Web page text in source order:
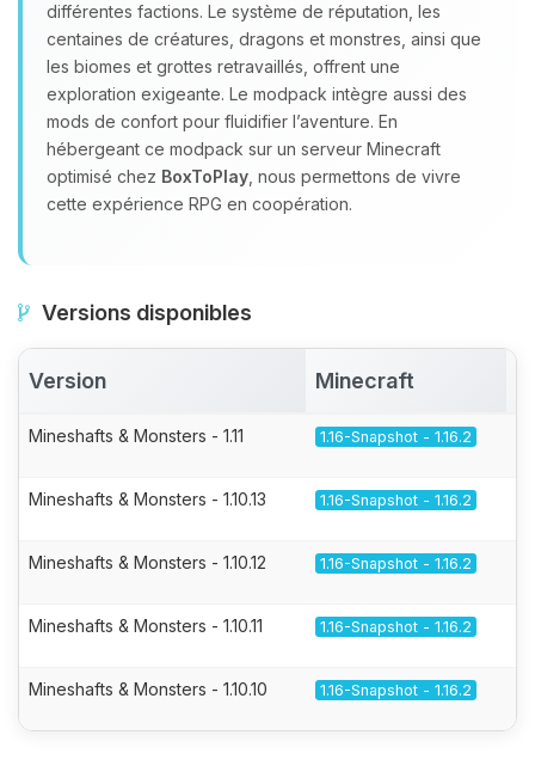
différentes factions. Le système de réputation, les
centaines de créatures, dragons et monstres, ainsi que
les biomes et grottes retravaillés, offrent une
exploration exigeante. Le modpack intègre aussi des
mods de confort pour fluidifier l’aventure. En
hébergeant ce modpack sur un serveur Minecraft
optimisé chez BoxToPlay , nous permettons de vivre
cette expérience RPG en coopération.
Versions disponibles
Version Minecraft
Mineshafts & Monsters - 1.11 1.16-Snapshot - 1.16.2
Mineshafts & Monsters - 1.10.13 1.16-Snapshot - 1.16.2
Mineshafts & Monsters - 1.10.12 1.16-Snapshot - 1.16.2
Mineshafts & Monsters - 1.10.11 1.16-Snapshot - 1.16.2
Mineshafts & Monsters - 1.10.10 1.16-Snapshot - 1.16.2